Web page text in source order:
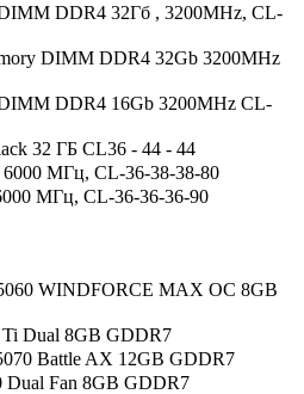
DDR4 32Гб , 3200MHz, CL-
DIMM DDR4 32Gb 3200MHz
DDR4 16Gb 3200MHz CL-
32 ГБ CL36 - 44 - 44
6000 МГц, CL-36-38-38-80
МГц, CL-36-36-36-90
WINDFORCE MAX OC 8GB
Ti Dual 8GB GDDR7
Battle AX 12GB GDDR7
Dual Fan 8GB GDDR7